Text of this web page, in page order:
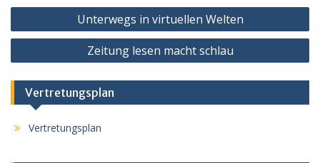
Beitragsnavigation
Unterwegs in virtuellen Welten
Zeitung lesen macht schlau
Vertretungsplan
Vertretungsplan